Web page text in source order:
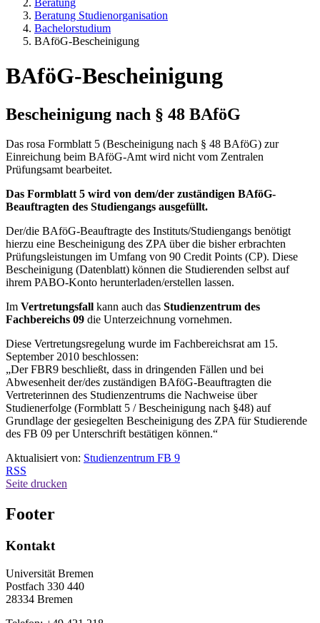
Beratung Studienorganisation
Bachelorstudium
BAföG-Bescheinigung
BAföG-Bescheinigung
Bescheinigung nach § 48 BAföG
Das rosa Formblatt 5 (Bescheinigung nach § 48 BAföG) zur
Einreichung beim BAföG-Amt wird nicht vom Zentralen
Prüfungsamt bearbeitet.
Das Formblatt 5 wird von dem/der zuständigen BAföG-
Beauftragten des Studiengangs ausgefüllt.
Der/die BAföG-Beauftragte des Instituts/Studiengangs benötigt
hierzu eine Bescheinigung des ZPA über die bisher erbrachten
Prüfungsleistungen im Umfang von 90 Credit Points (CP). Diese
Bescheinigung (Datenblatt) können die Studierenden selbst auf
ihrem PABO-Konto herunterladen/erstellen lassen.
Im Vertretungsfall kann auch das Studienzentrum des
Fachbereichs 09 die Unterzeichnung vornehmen.
Diese Vertretungsregelung wurde im Fachbereichsrat am 15.
September 2010 beschlossen:
„Der FBR9 beschließt, dass in dringenden Fällen und bei
Abwesenheit der/des zuständigen BAföG-Beauftragten die
Vertreterinnen des Studienzentrums die Nachweise über
Studienerfolge (Formblatt 5 / Bescheinigung nach §48) auf
Grundlage der gesiegelten Bescheinigung des ZPA für Studierende
des FB 09 per Unterschrift bestätigen können.“
Aktualisiert von: Studienzentrum FB 9
RSS
Seite drucken
Footer
Kontakt
Universität Bremen
Postfach 330 440
28334 Bremen